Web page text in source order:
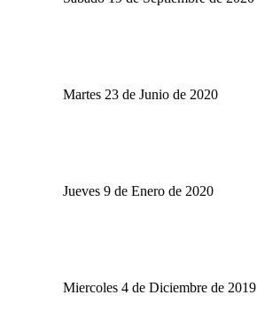
Martes 23 de Junio de 2020
Jueves 9 de Enero de 2020
Miercoles 4 de Diciembre de 2019